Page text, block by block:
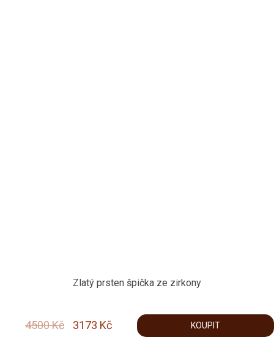
Zlatý prsten špička ze zirkony
4500Kč
Original
3173 KčCurrent
KOUPIT